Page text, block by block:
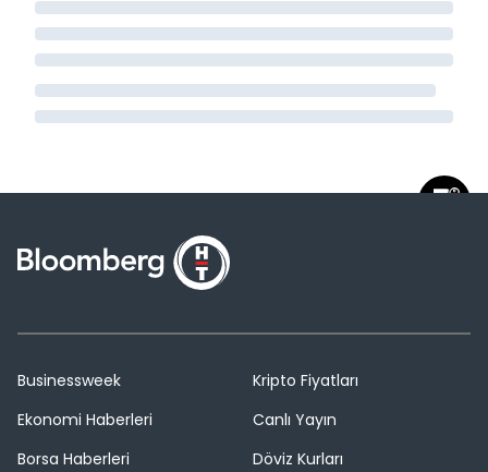
Businessweek
Ekonomi Haberleri
Borsa Haberleri
Kripto Fiyatları
Canlı Yayın
Döviz Kurları